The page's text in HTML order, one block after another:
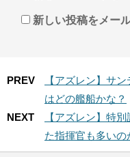
新しい投稿をメー
PREV
【アズレン】サ
はどの艦船かな？
NEXT
【アズレン】特
た指揮官も多い